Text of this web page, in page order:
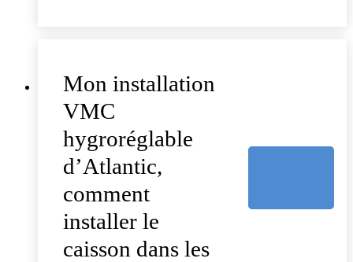
Mon installation
VMC
hygroréglable
d’Atlantic,
comment
installer le
caisson dans les